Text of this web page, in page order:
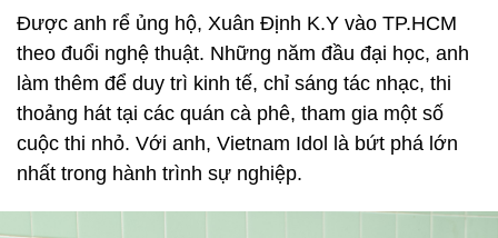
Được anh rể ủng hộ, Xuân Định K.Y vào TP.HCM
theo đuổi nghệ thuật. Những năm đầu đại học, anh
làm thêm để duy trì kinh tế, chỉ sáng tác nhạc, thi
thoảng hát tại các quán cà phê, tham gia một số
cuộc thi nhỏ. Với anh, Vietnam Idol là bứt phá lớn
nhất trong hành trình sự nghiệp.